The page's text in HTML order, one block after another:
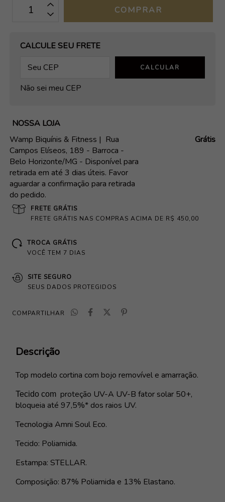
OPÇÕES DE FRETE
CALCULE SEU FRETE
CALCULAR
Não sei meu CEP
NOSSA LOJA
Wamp Biquínis & Fitness | Rua
Campos Elíseos, 189 - Barroca -
Belo Horizonte/MG - Disponível para
retirada em até 3 dias úteis. Favor
aguardar a confirmação para retirada
do pedido.
Grátis
FRETE GRÁTIS
FRETE GRÁTIS NAS COMPRAS ACIMA DE R$ 450,00
TROCA GRÁTIS
VOCÊ TEM 7 DIAS
SITE SEGURO
SEUS DADOS PROTEGIDOS
COMPARTILHAR
Descrição
Top modelo cortina com bojo removível e amarração.
Tecido com proteção UV-A UV-B fator solar 50+,
bloqueia até 97,5%* dos raios UV.
Tecnologia Amni Soul Eco.
Tecido: Poliamida.
Estampa: STELLAR.
Composição: 87% Poliamida e 13% Elastano.